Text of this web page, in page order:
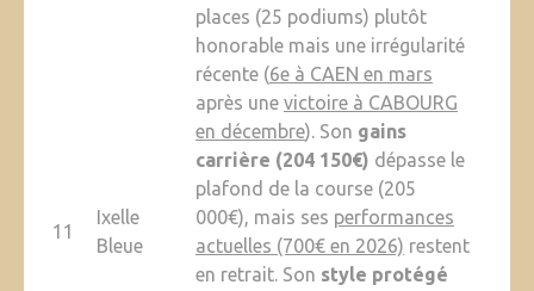
11
Ixelle
Bleue
places (25 podiums) plutôt
honorable mais une irrégularité
récente (6e à CAEN en mars
après une victoire à CABOURG
en décembre). Son gains
carrière (204 150€) dépasse le
plafond de la course (205
000€), mais ses performances
actuelles (700€ en 2026) restent
en retrait. Son style protégé